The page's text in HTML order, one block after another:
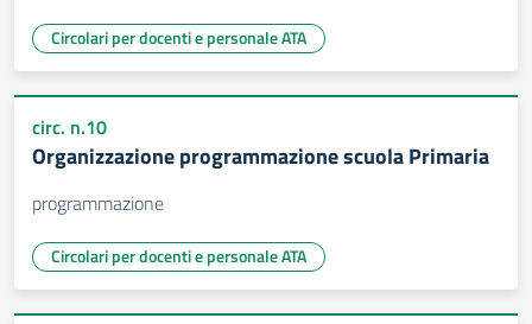
Circolari per docenti e personale ATA
circ. n.10
Organizzazione programmazione scuola Primaria
programmazione
Circolari per docenti e personale ATA